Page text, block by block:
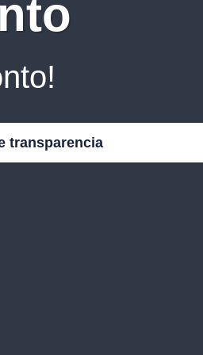
transparencia